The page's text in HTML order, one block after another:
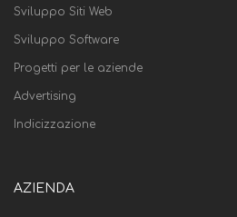
Sviluppo Siti Web
Sviluppo Software
Progetti per le aziende
Advertising
Indicizzazione
AZIENDA